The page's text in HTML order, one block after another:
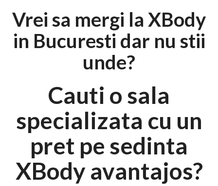
Vrei sa mergi la XBody
in Bucuresti dar nu stii
unde?
Cauti o sala
specializata cu un
pret pe sedinta
XBody avantajos?